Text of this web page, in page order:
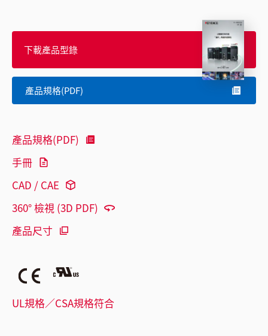
下載產品型錄
產品規格(PDF)
產品規格(PDF)
手冊
CAD / CAE
360° 檢視 (3D PDF)
產品尺寸
UL規格／CSA規格符合